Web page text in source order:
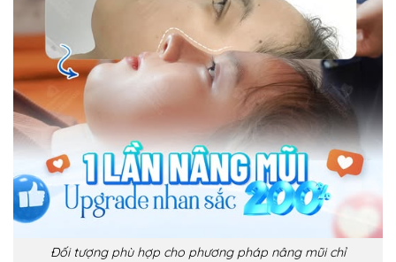
Đối tượng phù hợp cho phương pháp nâng mũi chỉ